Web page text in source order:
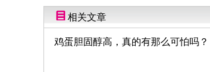
相关文章
鸡蛋胆固醇高，真的有那么可怕吗？